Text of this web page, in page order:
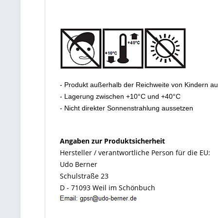
- Produkt außerhalb der Reichweite von Kindern
- Lagerung zwischen +10°C und +40°C
- Nicht direkter Sonnenstrahlung aussetzen
Angaben zur Produktsicherheit
Hersteller / verantwortliche Person für die EU:
Udo Berner
Schulstraße 23
D - 71093 Weil im Schönbuch